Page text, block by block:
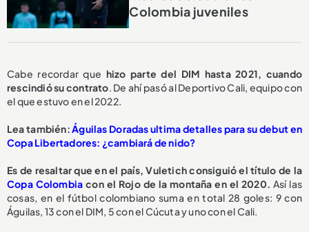
Colombia juveniles
Cabe recordar que hizo parte del DIM hasta 2021, cuando
rescindió su contrato. De ahí pasó al Deportivo Cali, equipo con
el que estuvo en el 2022.
Lea también:Águilas Doradas ultima detalles para su debut en
Copa Libertadores: ¿cambiará de nido?
Es de resaltar que en el país, Vuletich consiguió el título de la
Copa Colombia con el Rojo de la montaña en el 2020. Así las
cosas, en el fútbol colombiano suma en total 28 goles: 9 con
Águilas, 13 con el DIM, 5 con el Cúcuta y uno con el Cali.